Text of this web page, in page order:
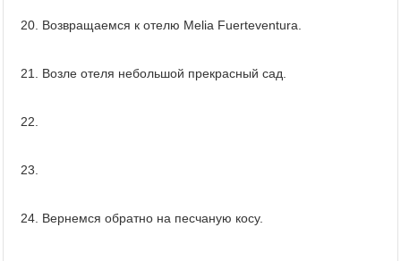
20. Возвращаемся к отелю Melia Fuerteventura.
21. Возле отеля небольшой прекрасный сад.
22.
23.
24. Вернемся обратно на песчаную косу.